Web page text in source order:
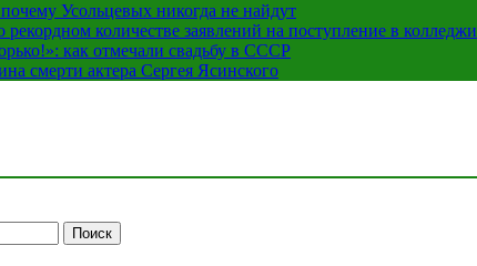
Усольцевых никогда не найдут
количестве заявлений на поступление в колледжи
как отмечали свадьбу в СССР
смерти актера Сергея Ясинского